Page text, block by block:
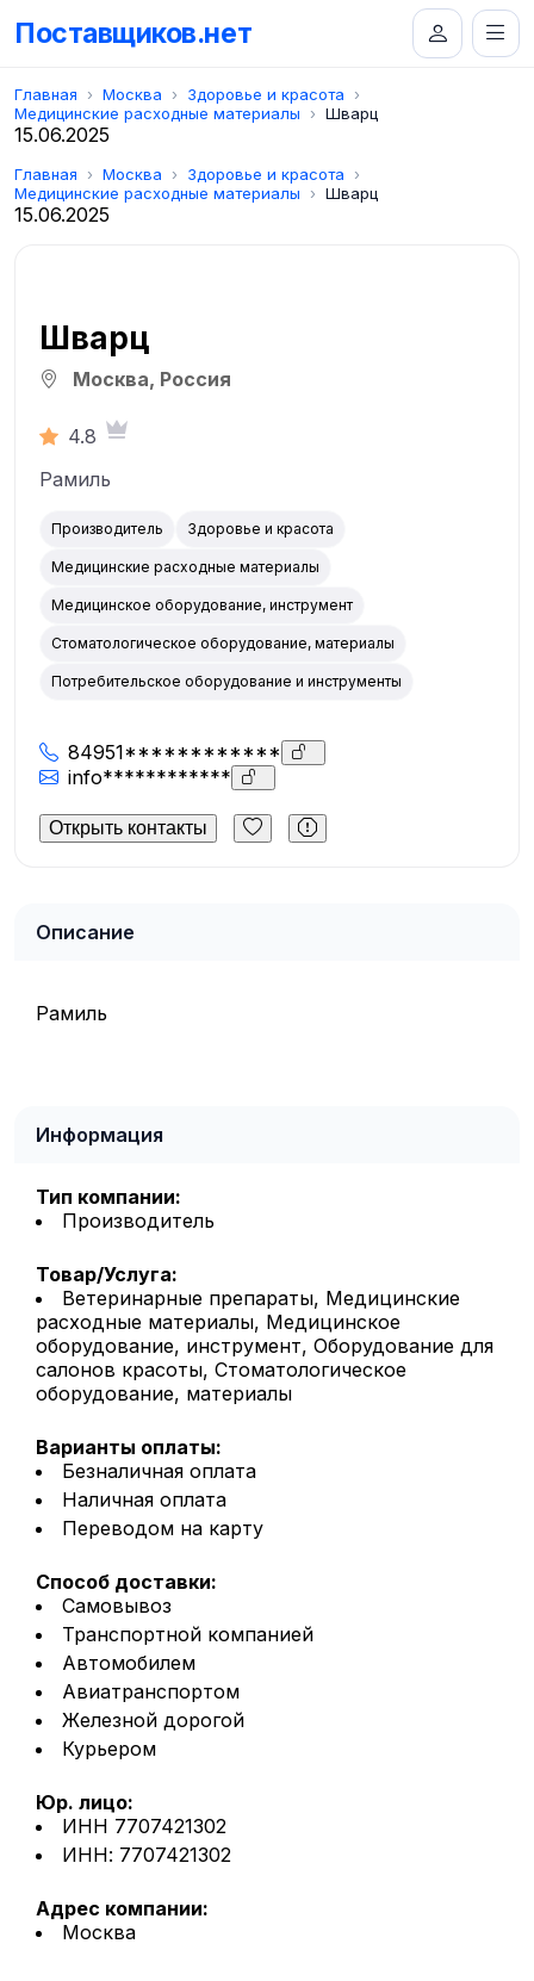
Поставщиков.нет
Главная Москва
Здоровье и красота
Медицинские расходные материалы
Шварц
15.06.2025
Главная Москва
Здоровье и красота
Медицинские расходные материалы
Шварц
15.06.2025
Шварц
Москва, Россия
4.8
Рамиль
Производитель Здоровье и красота
Медицинские расходные материалы
Медицинское оборудование, инструмент
Стоматологическое оборудование, материалы
Потребительское оборудование и инструменты
84951************
info************
Открыть контакты
Описание
Рамиль
Информация
Тип компании:
Производитель
Товар/Услуга:
Ветеринарные препараты, Медицинские
расходные материалы, Медицинское
оборудование, инструмент, Оборудование для
салонов красоты, Стоматологическое
оборудование, материалы
Варианты оплаты:
Безналичная оплата
Наличная оплата
Переводом на карту
Способ доставки:
Самовывоз
Транспортной компанией
Автомобилем
Авиатранспортом
Железной дорогой
Курьером
Юр. лицо:
ИНН 7707421302
ИНН: 7707421302
Адрес компании:
Москва